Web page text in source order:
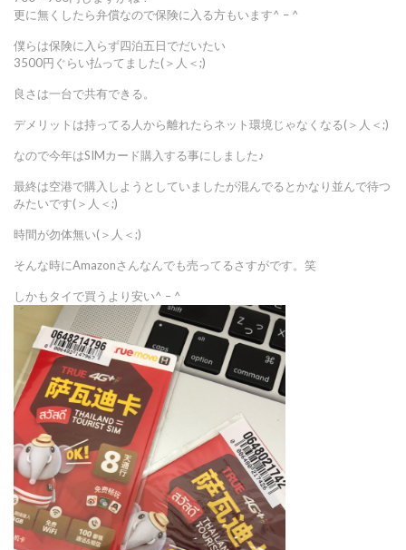
更に無くしたら弁償なので保険に入る方もいます^ – ^
僕らは保険に入らず四泊五日でだいたい
3500円ぐらい払ってました(＞人＜;)
良さは一台で共有できる。
デメリットは持ってる人から離れたらネット環境じゃなくなる(＞人＜;)
なので今年はSIMカード購入する事にしました♪
最終は空港で購入しようとしていましたが混んでるとかなり並んで待つ
みたいです(＞人＜;)
時間が勿体無い(＞人＜;)
そんな時にAmazonさんなんでも売ってるさすがです。笑
しかもタイで買うより安い^ – ^